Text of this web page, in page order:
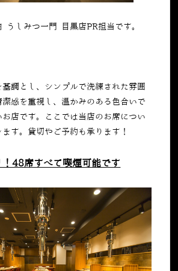
うしみつ一門 目黒店PR担当です。
調とし、シンプルで洗練された雰囲
感を重視し、温かみのある色合いで
店です。ここでは当店のお席につい
す。貸切やご予約も承ります！
48席すべて喫煙可能です